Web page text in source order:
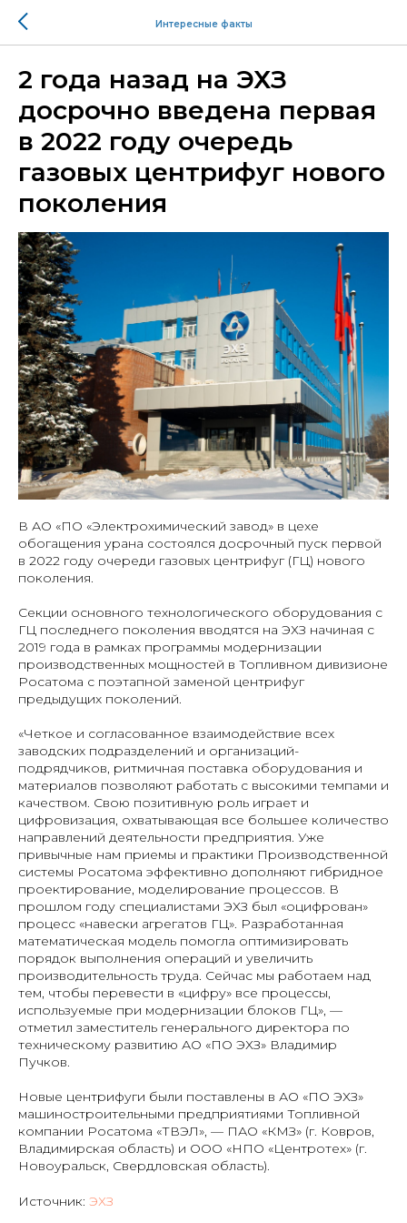
Интересные факты
2 года назад на ЭХЗ
досрочно введена первая
в 2022 году очередь
газовых центрифуг нового
поколения
В АО «ПО «Электрохимический завод» в цехе
обогащения урана состоялся досрочный пуск первой
в 2022 году очереди газовых центрифуг (ГЦ) нового
поколения.
Секции основного технологического оборудования с
ГЦ последнего поколения вводятся на ЭХЗ начиная с
2019 года в рамках программы модернизации
производственных мощностей в Топливном дивизионе
Росатома с поэтапной заменой центрифуг
предыдущих поколений.
«Четкое и согласованное взаимодействие всех
заводских подразделений и организаций-
подрядчиков, ритмичная поставка оборудования и
материалов позволяют работать с высокими темпами и
качеством. Свою позитивную роль играет и
цифровизация, охватывающая все большее количество
направлений деятельности предприятия. Уже
привычные нам приемы и практики Производственной
системы Росатома эффективно дополняют гибридное
проектирование, моделирование процессов. В
прошлом году специалистами ЭХЗ был «оцифрован»
процесс «навески агрегатов ГЦ». Разработанная
математическая модель помогла оптимизировать
порядок выполнения операций и увеличить
производительность труда. Сейчас мы работаем над
тем, чтобы перевести в «цифру» все процессы,
используемые при модернизации блоков ГЦ», —
отметил заместитель генерального директора по
техническому развитию АО «ПО ЭХЗ» Владимир
Пучков.
Новые центрифуги были поставлены в АО «ПО ЭХЗ»
машиностроительными предприятиями Топливной
компании Росатома «ТВЭЛ», — ПАО «КМЗ» (г. Ковров,
Владимирская область) и ООО «НПО «Центротех» (г.
Новоуральск, Свердловская область).
Источник: ЭХЗ